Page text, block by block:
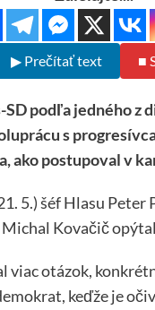
▶ Prečítať text ■
podľa jedného
s
ako postupoval v
5.) šéf Hlasu Peter
Kovačič
otázok,
keďže je